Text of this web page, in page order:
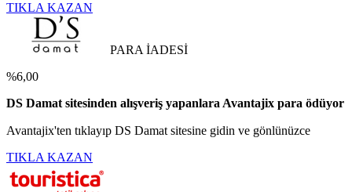
TIKLA KAZAN
PARA İADESİ
%6,00
DS Damat sitesinden alışveriş yapanlara Avantajix para ödüyor
Avantajix'ten tıklayıp DS Damat sitesine gidin ve gönlünüzce
TIKLA KAZAN